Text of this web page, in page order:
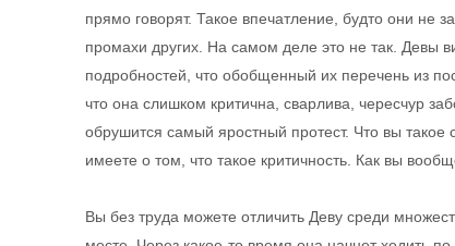
прямо говорят. Такое впечатление, будто они не
промахи других. На самом деле это не так. Девы
подробностей, что обобщенный их перечень из
что она слишком критична, сварлива, чересчур
обрушится самый яростный протест. Что вы
имеете о том, что такое критичность. Как вы
Вы без труда можете отличить Деву среди